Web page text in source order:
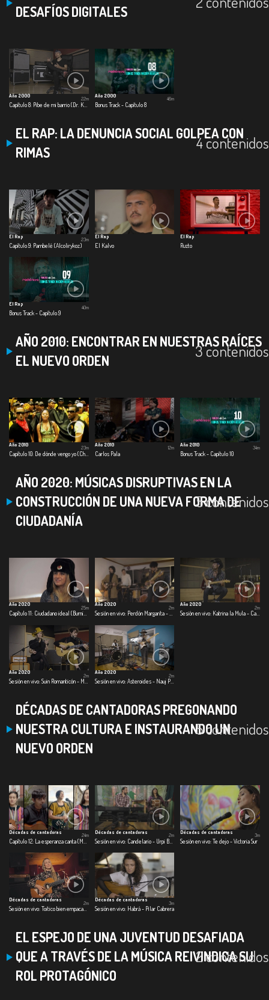
DESAFÍOS DIGITALES
Año 2000
22m
Año 2000
Bonus Track - Capítulo 8
46m
EL RAP: LA DENUNCIA SOCIAL GOLPEA CON
RIMAS
4 contenidos
El Rap
Capítulo 9: Pambelé (Alcolirykoz)
23m
El Rap
El Kalvo
El Rap
Ruzto
El Rap
Bonus Track - Capítulo 9
40m
AÑO 2010: ENCONTRAR EN NUESTRAS RAÍCES
EL NUEVO ORDEN
3 contenidos
Año 2010
23m
Año 2010
Carlos Pala
12m
Año 2010
Bonus Track - Capítulo 10
34m
AÑO 2020: MÚSICAS DISRUPTIVAS EN LA
CONSTRUCCIÓN DE UNA NUEVA FORMA DE
CIUDADANÍA
5 contenidos
Año 2020
Capítulo 11: Ciudadano ideal (Burning Caravan)
25m
Año 2020
Sesión en vivo: Perdón Margarita - Los Makenzy
2m
Año 2020
Sesión en vivo: Katrina la Mula - Carlos Elliot Jr.
2m
Año 2020
2m
Año 2020
Sesión en vivo: Asteroides - Nauj Project
2m
DÉCADAS DE CANTADORAS PREGONANDO
NUESTRA CULTURA E INSTAURANDO UN
NUEVO ORDEN
5 contenidos
Décadas de cantadoras
24m
Décadas de cantadoras
Sesión en vivo: Candelario - Urpi Barco
2m
Décadas de cantadoras
Sesión en vivo: Te dejo - Victoria Sur
3m
Décadas de cantadoras
2m
Décadas de cantadoras
Sesión en vivo: Habrá - Pilar Cabrera
3m
EL ESPEJO DE UNA JUVENTUD DESAFIADA
QUE A TRAVÉS DE LA MÚSICA REIVINDICA SU
ROL PROTAGÓNICO
2 contenidos